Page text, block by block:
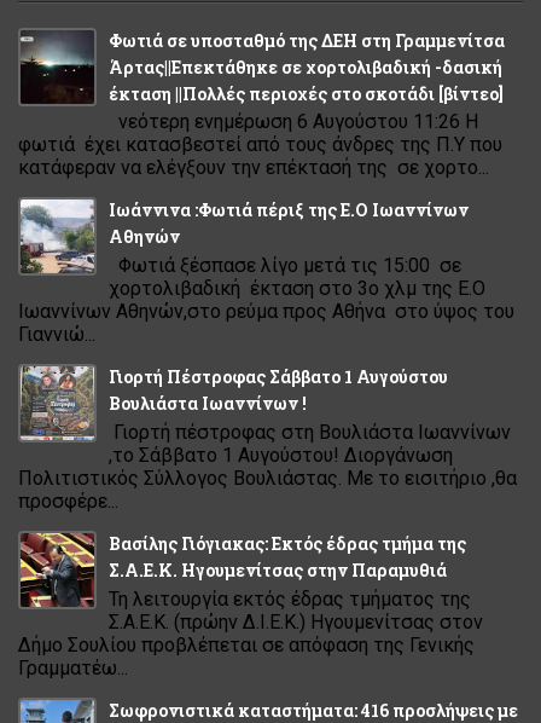
Φωτιά σε υποσταθμό της ΔΕΗ στη Γραμμενίτσα
Άρτας||Επεκτάθηκε σε χορτολιβαδική -δασική
έκταση ||Πολλές περιοχές στο σκοτάδι [βίντεο]
νεότερη ενημέρωση 6 Αυγούστου 11:26 Η
φωτιά έχει κατασβεστεί από τους άνδρες της Π.Υ που
κατάφεραν να ελέγξουν την επέκτασή της σε χορτο...
Ιωάννινα :Φωτιά πέριξ της Ε.Ο Ιωαννίνων
Αθηνών
Φωτιά ξέσπασε λίγο μετά τις 15:00 σε
χορτολιβαδική έκταση στο 3ο χλμ της Ε.Ο
Ιωαννίνων Αθηνών,στο ρεύμα προς Αθήνα στο ύψος του
Γιαννιώ...
Γιορτή Πέστροφας Σάββατο 1 Αυγούστου
Βουλιάστα Ιωαννίνων !
Γιορτή πέστροφας στη Βουλιάστα Ιωαννίνων
,το Σάββατο 1 Αυγούστου! Διοργάνωση
Πολιτιστικός Σύλλογος Βουλιάστας. Με το εισιτήριο ,θα
προσφέρε...
Βασίλης Γιόγιακας: Εκτός έδρας τμήμα της
Σ.Α.Ε.Κ. Ηγουμενίτσας στην Παραμυθιά
Τη λειτουργία εκτός έδρας τμήματος της
Σ.Α.Ε.Κ. (πρώην Δ.Ι.Ε.Κ.) Ηγουμενίτσας στον
Δήμο Σουλίου προβλέπεται σε απόφαση της Γενικής
Γραμματέω...
Σωφρονιστικά καταστήματα: 416 προσλήψεις με